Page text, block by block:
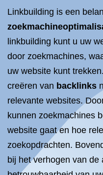
Linkbuilding is een
linkbuilding kunt u uw
door zoekmachines,
uw website kunt
creëren van backlinks
relevante websites.
kunnen zoekmachines
website gaat en hoe
zoekopdrachten.
bij het verhogen van de